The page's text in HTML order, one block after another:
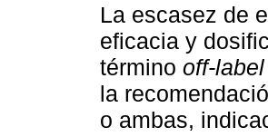
La escasez de
eficacia y
término off-label
la
o ambas,